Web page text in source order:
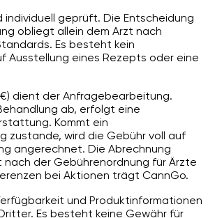
individuell geprüft. Die Entscheidung
obliegt allein dem Arzt nach
Es besteht kein
Ausstellung eines Rezepts oder eine
€) dient der Anfragebearbeitung.
ab, erfolgt eine
Kommt ein
zustande, wird die Gebühr voll auf
angerechnet. Die Abrechnung
der Gebührenordnung für Ärzte
bei Aktionen trägt CannGo.
und Produktinformationen
Es besteht keine Gewähr für